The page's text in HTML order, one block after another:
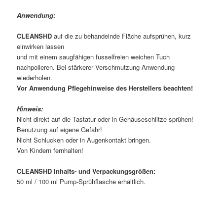
Anwendung:
CLEANSHD auf die zu behandelnde Fläche aufsprühen, kurz
einwirken lassen
und mit einem saugfähigen fusselfreien weichen Tuch
nachpolieren. Bei stärkerer Verschmutzung Anwendung
wiederholen.
Vor Anwendung Pflegehinweise des Herstellers beachten!
Hinweis:
Nicht direkt auf die Tastatur oder in Gehäuseschlitze sprühen!
Benutzung auf eigene Gefahr!
Nicht Schlucken oder in Augenkontakt bringen.
Von Kindern fernhalten!
CLEANSHD Inhalts- und Verpackungsgrößen:
50 ml / 100 ml Pump-Sprühflasche erhältlich.